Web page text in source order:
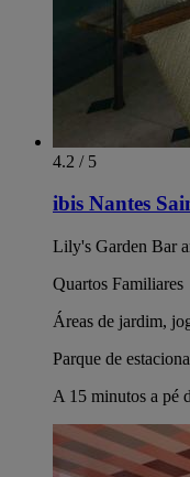
4.2 / 5
ibis Nantes
Lily's Garden Bar
Quartos Familiares
Áreas de jardim,
Parque de
A 15 minutos a pé